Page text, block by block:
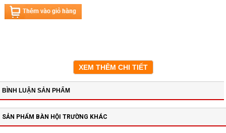
XEM THÊM CHI TIẾT
BÌNH LUẬN SẢN PHẨM
SẢN PHẨM BÀN HỘI TRƯỜNG KHÁC